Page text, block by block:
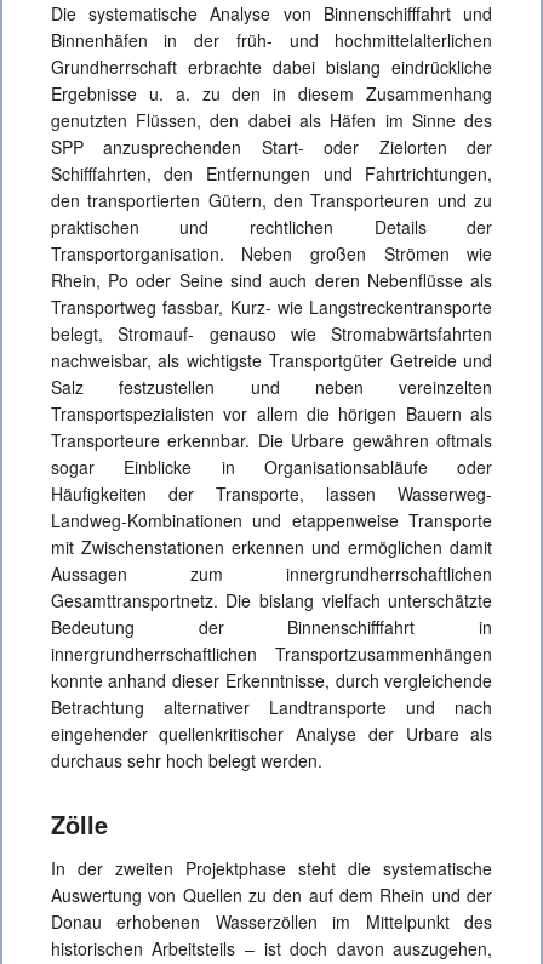
Die systematische Analyse von Binnenschifffahrt und
Binnenhäfen in der früh- und hochmittelalterlichen
Grundherrschaft erbrachte dabei bislang eindrückliche
Ergebnisse u. a. zu den in diesem Zusammenhang
genutzten Flüssen, den dabei als Häfen im Sinne des
SPP anzusprechenden Start- oder Zielorten der
Schifffahrten, den Entfernungen und Fahrtrichtungen,
den transportierten Gütern, den Transporteuren und zu
praktischen und rechtlichen Details der
Transportorganisation. Neben großen Strömen wie
Rhein, Po oder Seine sind auch deren Nebenflüsse als
Transportweg fassbar, Kurz- wie Langstreckentransporte
belegt, Stromauf- genauso wie Stromabwärtsfahrten
nachweisbar, als wichtigste Transportgüter Getreide und
Salz festzustellen und neben vereinzelten
Transportspezialisten vor allem die hörigen Bauern als
Transporteure erkennbar. Die Urbare gewähren oftmals
sogar Einblicke in Organisationsabläufe oder
Häufigkeiten der Transporte, lassen Wasserweg-
Landweg-Kombinationen und etappenweise Transporte
mit Zwischenstationen erkennen und ermöglichen damit
Aussagen zum innergrundherrschaftlichen
Gesamttransportnetz. Die bislang vielfach unterschätzte
Bedeutung der Binnenschifffahrt in
innergrundherrschaftlichen Transportzusammenhängen
konnte anhand dieser Erkenntnisse, durch vergleichende
Betrachtung alternativer Landtransporte und nach
eingehender quellenkritischer Analyse der Urbare als
durchaus sehr hoch belegt werden.
Zölle
In der zweiten Projektphase steht die systematische
Auswertung von Quellen zu den auf dem Rhein und der
Donau erhobenen Wasserzöllen im Mittelpunkt des
historischen Arbeitsteils – ist doch davon auszugehen,